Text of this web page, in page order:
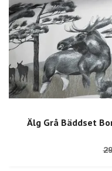
Älg Grå Bäddset